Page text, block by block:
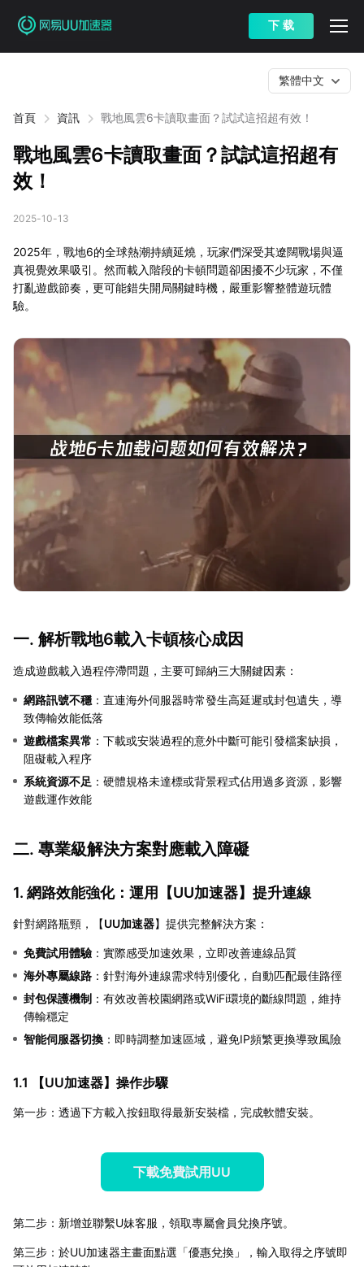
下 载
首頁 資訊 戰地風雲6卡讀取畫面？試試這招超有效！
繁體中文
戰地風雲6卡讀取畫面？試試這招超有
效！
2025-10-13
2025年，戰地6的全球熱潮持續延燒，玩家們深受其遼闊戰場與逼
真視覺效果吸引。然而載入階段的卡頓問題卻困擾不少玩家，不僅
打亂遊戲節奏，更可能錯失開局關鍵時機，嚴重影響整體遊玩體
驗。
一. 解析戰地6載入卡頓核心成因
造成遊戲載入過程停滯問題，主要可歸納三大關鍵因素：
網路訊號不穩 ：直連海外伺服器時常發生高延遲或封包遺失，導
致傳輸效能低落
遊戲檔案異常 ：下載或安裝過程的意外中斷可能引發檔案缺損，
阻礙載入程序
系統資源不足 ：硬體規格未達標或背景程式佔用過多資源，影響
遊戲運作效能
二. 專業級解決方案對應載入障礙
1. 網路效能強化：運用【UU加速器】提升連線
針對網路瓶頸，【UU加速器】提供完整解決方案：
免費試用體驗 ：實際感受加速效果，立即改善連線品質
海外專屬線路 ：針對海外連線需求特別優化，自動匹配最佳路徑
封包保護機制 ：有效改善校園網路或WiFi環境的斷線問題，維持
傳輸穩定
智能伺服器切換 ：即時調整加速區域，避免IP頻繁更換導致風險
1.1 【UU加速器】操作步驟
第一步：透過下方載入按鈕取得最新安裝檔，完成軟體安裝。
下載免費試用UU
第二步：新增並聯繫U妹客服，領取專屬會員兌換序號。
第三步：於UU加速器主畫面點選「優惠兌換」，輸入取得之序號即